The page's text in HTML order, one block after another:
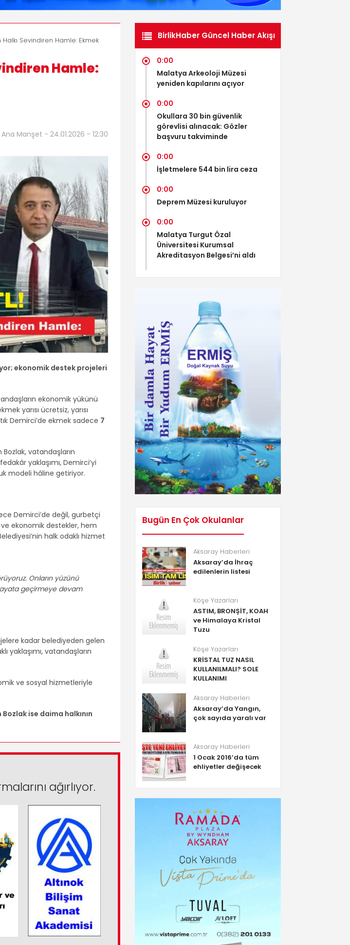
Sevindiren Hamle: Ekmek
Hamle:
Ana Manşet - 24.01.2026 - 12:30
ekonomik destek projeleri
ekonomik yükünü
yarısı ücretsiz, yarısı
Demirci’de ekmek sadece 7
Bozlak, vatandaşların
yaklaşımı, Demirci’yi
modeli hâline getiriyor.
Demirci’de değil, gurbetçi
ekonomik destekler, hem
halk odaklı hizmet
Onların yüzünü
geçirmeye devam
kadar belediyeden gelen
yaklaşımı, vatandaşların
ve sosyal hizmetleriyle
ise daima halkının
ağırlıyor.
BirlikHaber Güncel Haber Akışı
0:00
Malatya Arkeoloji Müzesi
yeniden kapılarını açıyor
0:00
Okullara 30 bin güvenlik
görevlisi alınacak: Gözler
başvuru takviminde
0:00
İşletmelere 544 bin lira ceza
0:00
Deprem Müzesi kuruluyor
0:00
Malatya Turgut Özal
Üniversitesi Kurumsal
Akreditasyon Belgesi’ni aldı
Bugün En Çok Okulanlar
Aksaray Haberleri
Aksaray’da İhraç
edilenlerin listesi
Köşe Yazarları
ASTIM, BRONŞİT, KOAH
ve Himalaya Kristal
Tuzu
Köşe Yazarları
KRİSTAL TUZ NASIL
KULLANILMALI? SOLE
KULLANIMI
Aksaray Haberleri
Aksaray’da Yangın,
çok sayıda yaralı var
Aksaray Haberleri
1 Ocak 2016’da tüm
ehliyetler değişecek